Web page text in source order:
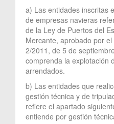
a) Las entidades inscritas
de empresas navieras
de la Ley de Puertos del
Mercante, aprobado por
2/2011, de 5 de
comprenda la explotación
arrendados.
b) Las entidades que
gestión técnica y de
refiere el apartado
entiende por gestión